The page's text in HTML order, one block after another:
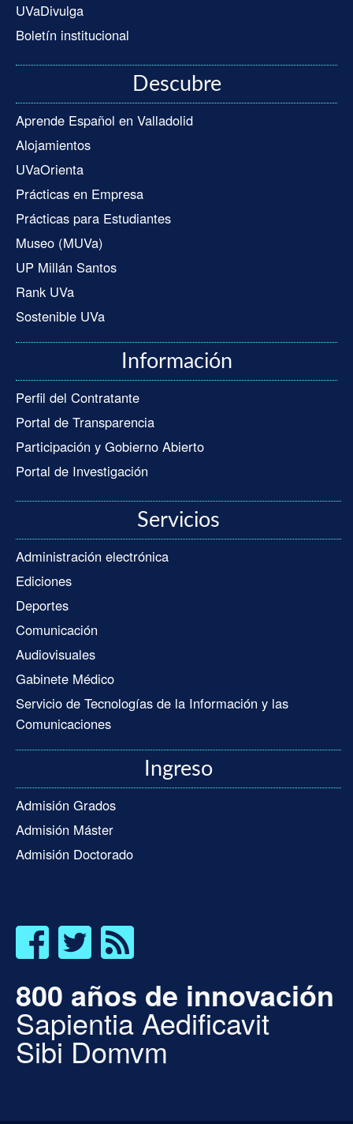
UVaDivulga
Boletín institucional
Descubre
Aprende Español en Valladolid
Alojamientos
UVaOrienta
Prácticas en Empresa
Prácticas para Estudiantes
Museo (MUVa)
UP Millán Santos
Rank UVa
Sostenible UVa
Información
Perfil del Contratante
Portal de Transparencia
Participación y Gobierno Abierto
Portal de Investigación
Servicios
Administración electrónica
Ediciones
Deportes
Comunicación
Audiovisuales
Gabinete Médico
Servicio de Tecnologías de la Información y las
Comunicaciones
Ingreso
Admisión Grados
Admisión Máster
Admisión Doctorado
800 años de innovación
Sapientia Aedificavit
Sibi Domvm